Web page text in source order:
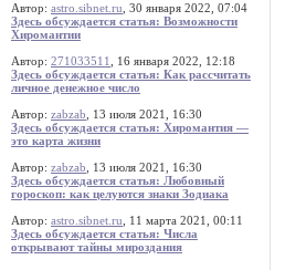
Автор: astro.sibnet.ru , 30 января 2022, 07:04
Здесь обсуждается статья: Возможности
Хиромантии
Автор: 271033511
, 16 января 2022, 12:18
Здесь обсуждается статья: Как рассчитать
личное денежное число
Автор: zabzab , 13 июля 2021, 16:30
Здесь обсуждается статья: Хиромантия —
это карта жизни
Автор: zabzab , 13 июля 2021, 16:30
Здесь обсуждается статья: Любовный
гороскоп: как целуются знаки Зодиака
Автор: astro.sibnet.ru , 11 марта 2021, 00:11
Здесь обсуждается статья: Числа
открывают тайны мироздания